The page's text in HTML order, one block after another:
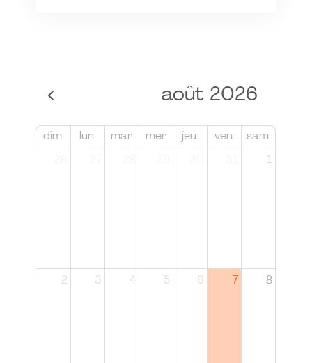
août 2026
dim. lun. mar. mer. jeu. ven. sam.
1
2 3 4 5 6 7 8